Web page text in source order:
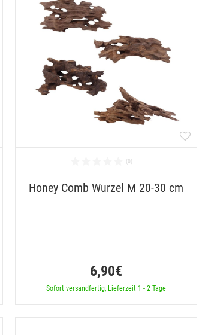
Honey Comb Wurzel M 20-30 cm
6,90€
Sofort versandfertig, Lieferzeit 1 - 2 Tage